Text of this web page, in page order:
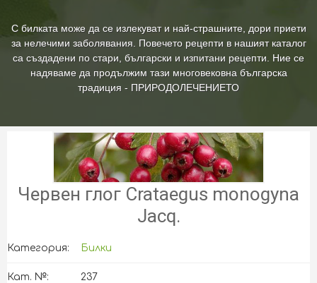
С билката може да се излекуват и най-страшните, дори приети
за нелечими заболявания. Повечето рецепти в нашият каталог
са създадени по стари, български и изпитани рецепти. Ние се
надяваме да продължим тази многовековна българска
традиция - ПРИРОДОЛЕЧЕНИЕТО
Червен глог Crataegus monogyna
Jacq.
Категория: Билки
Кат. №: 237